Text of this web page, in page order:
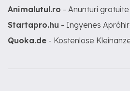
Animalutul.ro - Anunturi
Startapro.hu - Ingyenes
Quoka.de - Kostenlose